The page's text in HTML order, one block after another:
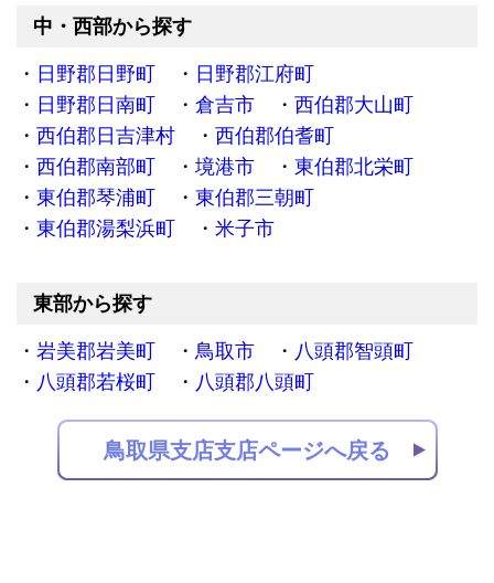
中・西部から探す
日野郡日野町
日野郡江府町
日野郡日南町
倉吉市
西伯郡大山町
西伯郡日吉津村
西伯郡伯耆町
西伯郡南部町
境港市
東伯郡北栄町
東伯郡琴浦町
東伯郡三朝町
東伯郡湯梨浜町
米子市
東部から探す
岩美郡岩美町 鳥取市
八頭郡智頭町
八頭郡若桜町
八頭郡八頭町
鳥取県支店支店ページへ戻る